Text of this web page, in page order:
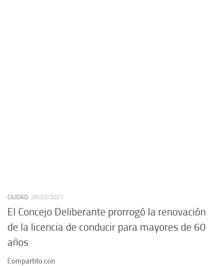
CIUDAD 28/03/2021
El Concejo Deliberante prorrogó la renovación
de la licencia de conducir para mayores de 60
años
Compartilo con